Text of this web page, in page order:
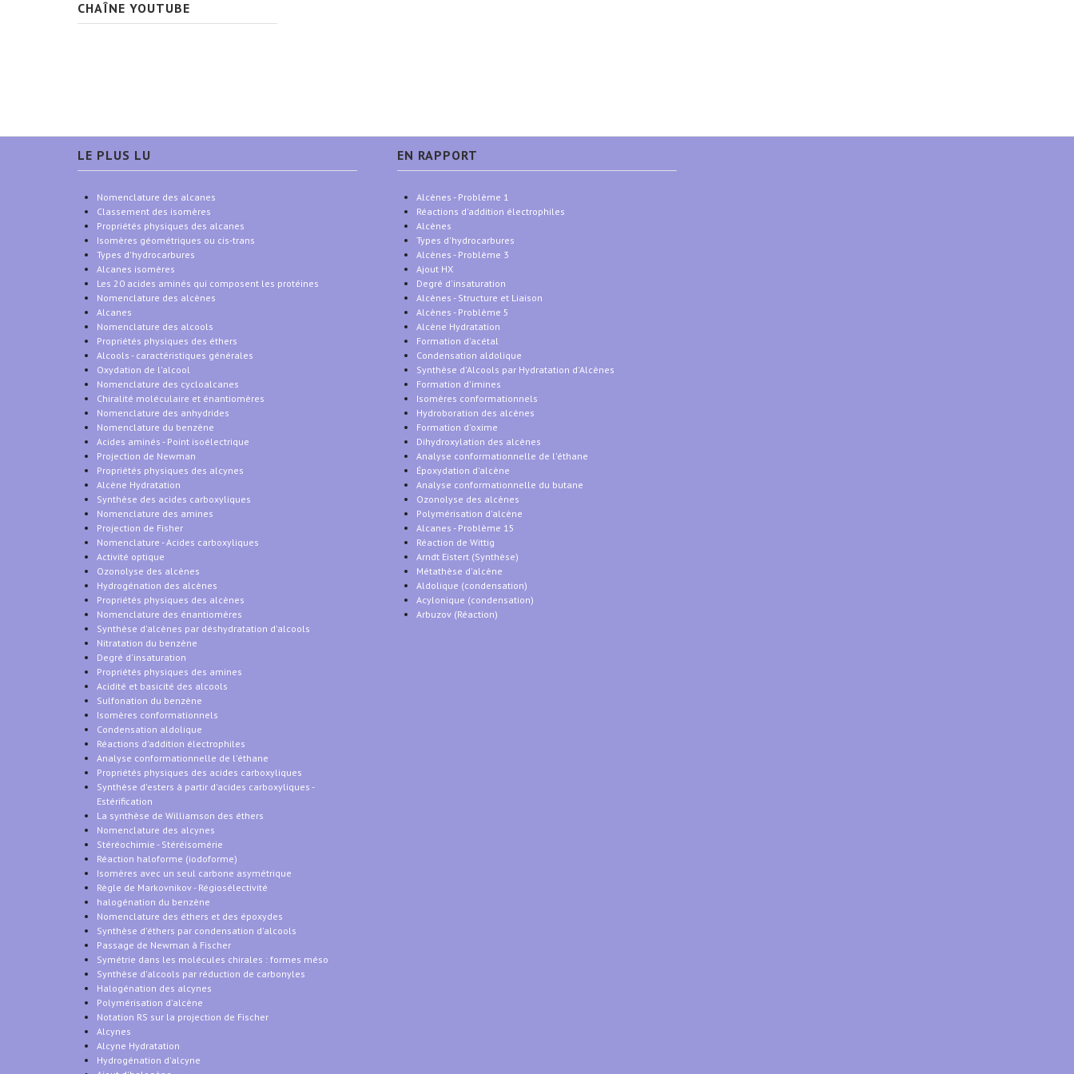
CHAÎNE YOUTUBE
LE PLUS LU
Nomenclature des alcanes
Classement des isomères
Propriétés physiques des alcanes
Isomères géométriques ou cis-trans
Types d'hydrocarbures
Alcanes isomères
Les 20 acides aminés qui composent les protéines
Nomenclature des alcènes
Alcanes
Nomenclature des alcools
Propriétés physiques des éthers
Alcools - caractéristiques générales
Oxydation de l'alcool
Nomenclature des cycloalcanes
Chiralité moléculaire et énantiomères
Nomenclature des anhydrides
Nomenclature du benzène
Acides aminés - Point isoélectrique
Projection de Newman
Propriétés physiques des alcynes
Alcène Hydratation
Synthèse des acides carboxyliques
Nomenclature des amines
Projection de Fisher
Nomenclature - Acides carboxyliques
Activité optique
Ozonolyse des alcènes
Hydrogénation des alcènes
Propriétés physiques des alcènes
Nomenclature des énantiomères
Synthèse d'alcènes par déshydratation d'alcools
Nitratation du benzène
Degré d'insaturation
Propriétés physiques des amines
Acidité et basicité des alcools
Sulfonation du benzène
Isomères conformationnels
Condensation aldolique
Réactions d'addition électrophiles
Analyse conformationnelle de l'éthane
Propriétés physiques des acides carboxyliques
Synthèse d'esters à partir d'acides carboxyliques -
Estérification
La synthèse de Williamson des éthers
Nomenclature des alcynes
Stéréochimie - Stéréisomérie
Réaction haloforme (iodoforme)
Isomères avec un seul carbone asymétrique
Règle de Markovnikov - Régiosélectivité
halogénation du benzène
Nomenclature des éthers et des époxydes
Synthèse d'éthers par condensation d'alcools
Passage de Newman à Fischer
Symétrie dans les molécules chirales : formes méso
Synthèse d'alcools par réduction de carbonyles
Halogénation des alcynes
Polymérisation d'alcène
Notation RS sur la projection de Fischer
Alcynes
Alcyne Hydratation
Hydrogénation d'alcyne
EN RAPPORT
Alcènes - Problème 1
Réactions d'addition électrophiles
Alcènes
Types d'hydrocarbures
Alcènes - Problème 3
Ajout HX
Degré d'insaturation
Alcènes - Structure et Liaison
Alcènes - Problème 5
Alcène Hydratation
Formation d'acétal
Condensation aldolique
Synthèse d'Alcools par Hydratation d'Alcènes
Formation d'imines
Isomères conformationnels
Hydroboration des alcènes
Formation d'oxime
Dihydroxylation des alcènes
Analyse conformationnelle de l'éthane
Époxydation d'alcène
Analyse conformationnelle du butane
Ozonolyse des alcènes
Polymérisation d'alcène
Alcanes - Problème 15
Réaction de Wittig
Arndt Eistert (Synthèse)
Métathèse d'alcène
Aldolique (condensation)
Acylonique (condensation)
Arbuzov (Réaction)